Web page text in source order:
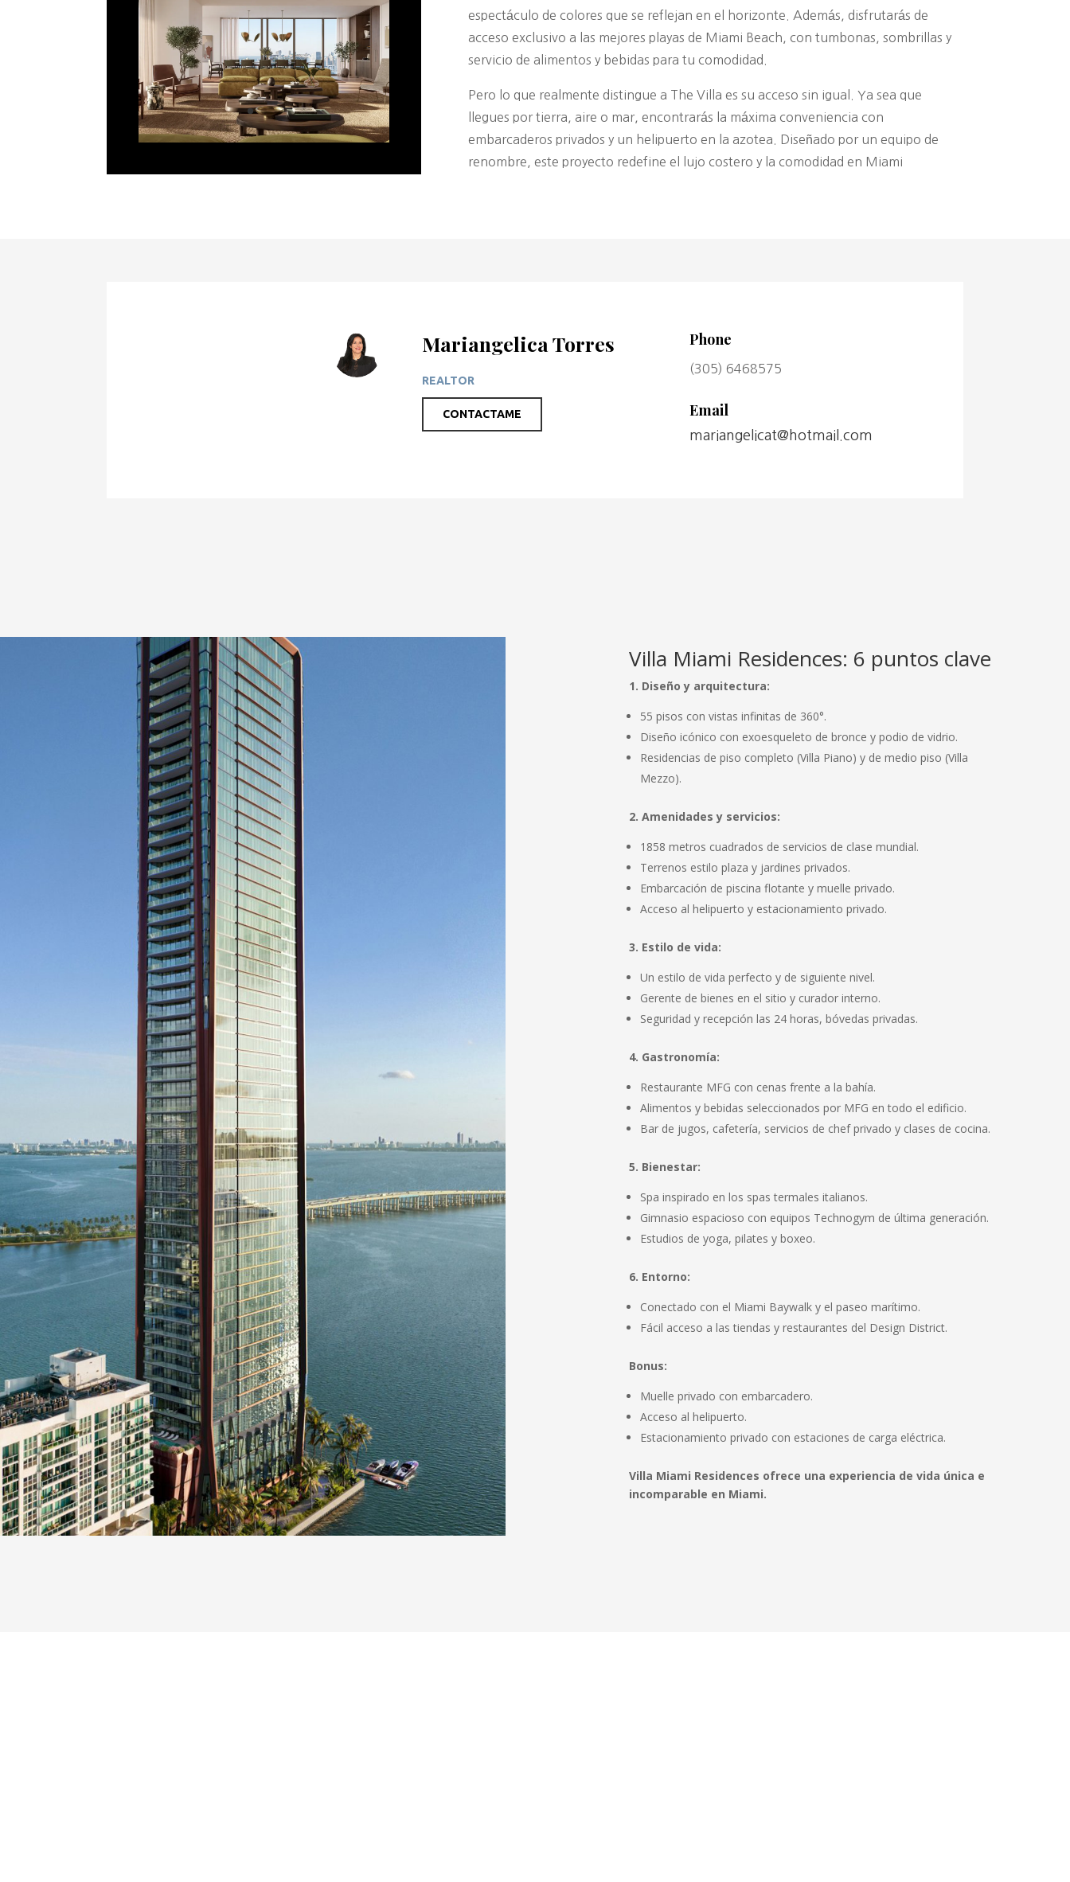
espectáculo de colores que se reflejan en el horizonte. Además, disfrutarás de
acceso exclusivo a las mejores playas de Miami Beach, con tumbonas, sombrillas y
servicio de alimentos y bebidas para tu comodidad.
Pero lo que realmente distingue a The Villa es su acceso sin igual. Ya sea que
llegues por tierra, aire o mar, encontrarás la máxima conveniencia con
embarcaderos privados y un helipuerto en la azotea. Diseñado por un equipo de
renombre, este proyecto redefine el lujo costero y la comodidad en Miami
Mariangelica Torres
REALTOR
CONTACTAME
Phone
(305) 6468575
Email
mariangelicat@hotmail.com
Villa Miami Residences: 6 puntos clave
1. Diseño y arquitectura:
55 pisos con vistas infinitas de 360°.
Diseño icónico con exoesqueleto de bronce y podio de vidrio.
Residencias de piso completo (Villa Piano) y de medio piso (Villa
Mezzo).
2. Amenidades y servicios:
1858 metros cuadrados de servicios de clase mundial.
Terrenos estilo plaza y jardines privados.
Embarcación de piscina flotante y muelle privado.
Acceso al helipuerto y estacionamiento privado.
3. Estilo de vida:
Un estilo de vida perfecto y de siguiente nivel.
Gerente de bienes en el sitio y curador interno.
Seguridad y recepción las 24 horas, bóvedas privadas.
4. Gastronomía:
Restaurante MFG con cenas frente a la bahía.
Alimentos y bebidas seleccionados por MFG en todo el edificio.
Bar de jugos, cafetería, servicios de chef privado y clases de cocina.
5. Bienestar:
Spa inspirado en los spas termales italianos.
Gimnasio espacioso con equipos Technogym de última generación.
Estudios de yoga, pilates y boxeo.
6. Entorno:
Conectado con el Miami Baywalk y el paseo marítimo.
Fácil acceso a las tiendas y restaurantes del Design District.
Bonus:
Muelle privado con embarcadero.
Acceso al helipuerto.
Estacionamiento privado con estaciones de carga eléctrica.
Villa Miami Residences ofrece una experiencia de vida única e
incomparable en Miami.